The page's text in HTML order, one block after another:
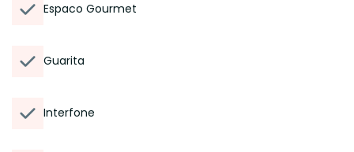
Espaco Gourmet
Guarita
Interfone